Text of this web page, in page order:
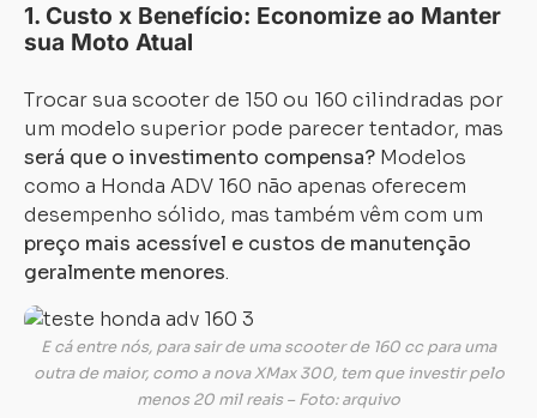
1. Custo x Benefício: Economize ao Manter
sua Moto Atual
Trocar sua scooter de 150 ou 160 cilindradas por
um modelo superior pode parecer tentador, mas
será que o investimento compensa? Modelos
como a Honda ADV 160 não apenas oferecem
desempenho sólido, mas também vêm com um
preço mais acessível e custos de manutenção
geralmente menores.
E cá entre nós, para sair de uma scooter de 160 cc para uma
outra de maior, como a nova XMax 300, tem que investir pelo
menos 20 mil reais – Foto: arquivo